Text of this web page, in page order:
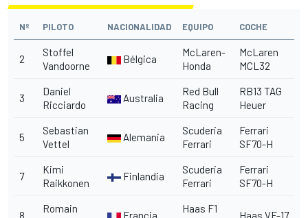
Nº PILOTO NACIONALIDAD EQUIPO COCHE
2
Stoffel
Vandoorne
Bélgica
McLaren-
Honda
McLaren
MCL32
3
Daniel
Ricciardo
Australia
Red Bull
Racing
RB13 TAG
Heuer
5
Sebastian
Vettel
Alemania
Scuderia
Ferrari
Ferrari
SF70-H
7
Kimi
Raikkonen
Finlandia
Scuderia
Ferrari
Ferrari
SF70-H
8
Romain
Francia
Haas F1
Haas VF-17